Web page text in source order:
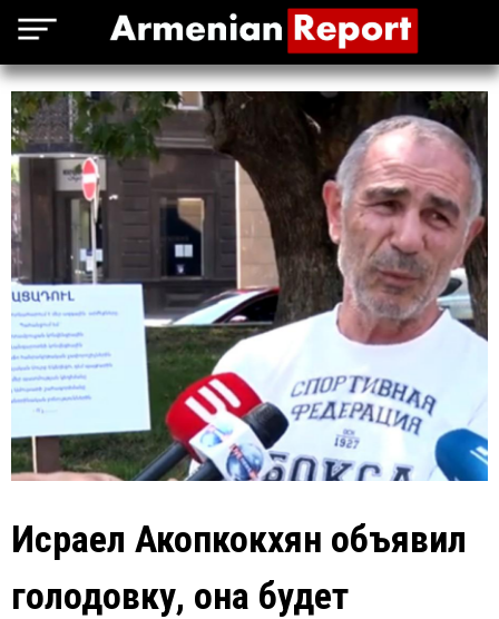
Исраел Акопкокхян объявил
голодовку, она будет